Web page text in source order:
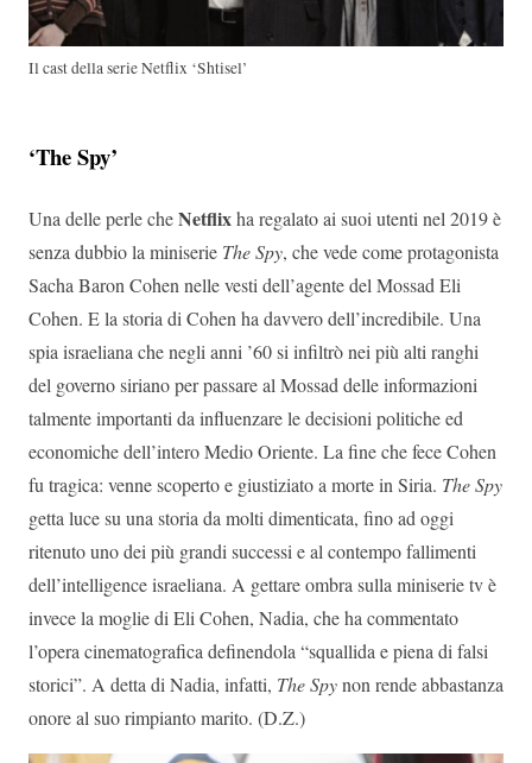
Il cast della serie Netflix ‘Shtisel’
‘The Spy’
Una delle perle cheNetflixha regalato ai suoi utenti nel 2019 è
senza dubbio la miniserie The Spy, che vede come protagonista
Sacha Baron Cohen nelle vesti dell’agente del Mossad Eli
Cohen. E la storia di Cohen ha davvero dell’incredibile. Una
spia israeliana che negli anni ’60 si infiltrò nei più alti ranghi
del governo siriano per passare al Mossad delle informazioni
talmente importanti da influenzare le decisioni politiche ed
economiche dell’intero Medio Oriente. La fine che fece Cohen
fu tragica: venne scoperto e giustiziato a morte in Siria. The Spy
getta luce su una storia da molti dimenticata, fino ad oggi
ritenuto uno dei più grandi successi e al contempo fallimenti
dell’intelligence israeliana. A gettare ombra sulla miniserie tv è
invece la moglie di Eli Cohen, Nadia, che ha commentato
l’opera cinematografica definendola “squallida e piena di falsi
storici”. A detta di Nadia, infatti, The Spynon rende abbastanza
onore al suo rimpianto marito. (D.Z.)